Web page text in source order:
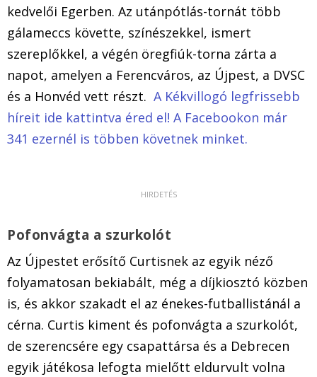
kedvelői Egerben. Az utánpótlás-tornát több
gálameccs követte, színészekkel, ismert
szereplőkkel, a végén öregfiúk-torna zárta a
napot, amelyen a Ferencváros, az Újpest, a DVSC
és a Honvéd vett részt. A Kékvillogó legfrissebb
híreit ide kattintva éred el! A Facebookon már
341 ezernél is többen követnek minket.
Pofonvágta a szurkolót
Az Újpestet erősítő Curtisnek az egyik néző
folyamatosan bekiabált, még a díjkiosztó közben
is, és akkor szakadt el az énekes-futballistánál a
cérna. Curtis kiment és pofonvágta a szurkolót,
de szerencsére egy csapattársa és a Debrecen
egyik játékosa lefogta mielőtt eldurvult volna